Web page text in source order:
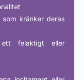
som kränker deras
ett felaktigt eller